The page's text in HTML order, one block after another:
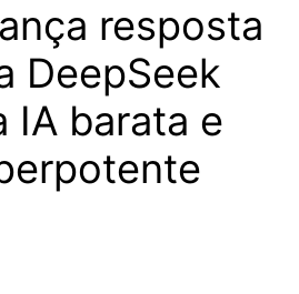
resposta
DeepSeek
IA barata e